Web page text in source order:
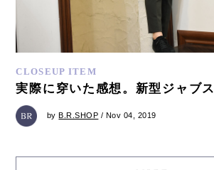
CLOSEUP ITEM
実際に穿いた感想。新型ジャブス
byB.R.SHOP / Nov 04, 2019